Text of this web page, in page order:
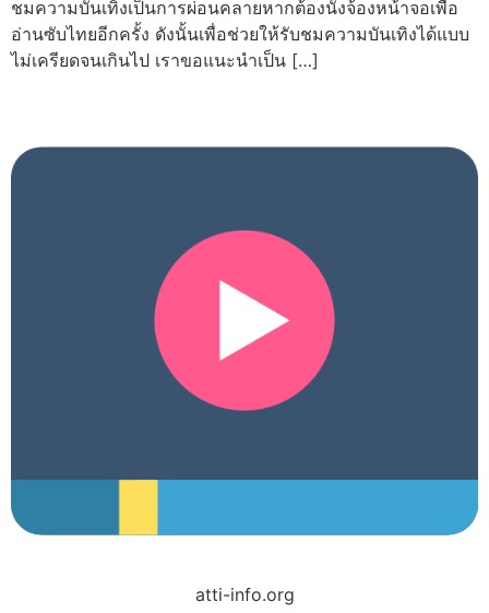
ชมความบันเทิงเป็นการผ่อนคลายหากต้องนั่งจ้องหน้าจอเพื่อ
อ่านซับไทยอีกครั้ง ดังนั้นเพื่อช่วยให้รับชมความบันเทิงได้แบบ
ไม่เครียดจนเกินไป เราขอแนะนำเป็น […]
atti-info.org